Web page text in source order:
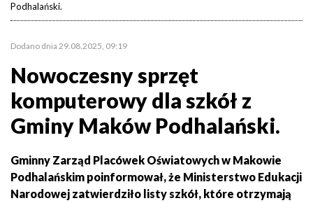
Podhalański.
Dodano dnia 29.08.2025, 09:19
Nowoczesny sprzęt
komputerowy dla szkół z
Gminy Maków Podhalański.
Gminny Zarząd Placówek Oświatowych w Makowie
Podhalańskim poinformował, że Ministerstwo Edukacji
Narodowej zatwierdziło listy szkół, które otrzymają